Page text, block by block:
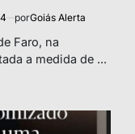
porGoiás Alerta
Faro, na
a medida de ...